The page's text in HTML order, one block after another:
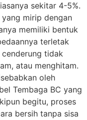
sekitar 4-5%.
mirip dengan
memiliki bentuk
terletak
cenderung tidak
atau menghitam.
oleh
Tembaga BC yang
begitu, proses
bersih tanpa sisa